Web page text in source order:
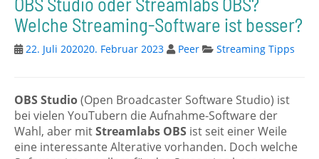
Welche Streaming-Software ist besser?
22. Juli 202020. Februar 2023 Peer Streaming Tipps
OBS Studio(Open Broadcaster Software Studio) ist
bei vielen YouTubern die Aufnahme-Software der
Wahl, aber mitStreamlabs OBS ist seit einer Weile
eine interessante Alterative vorhanden. Doch welche